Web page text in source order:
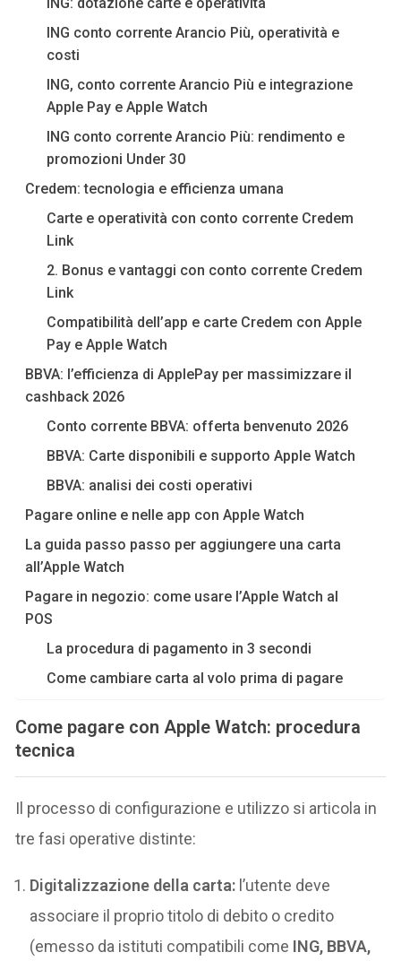
ING conto corrente Arancio Più, operatività e
costi
ING, conto corrente Arancio Più e integrazione
Apple Pay e Apple Watch
ING conto corrente Arancio Più: rendimento e
promozioni Under 30
Credem: tecnologia e efficienza umana
Carte e operatività con conto corrente Credem
Link
2. Bonus e vantaggi con conto corrente Credem
Link
Compatibilità dell’app e carte Credem con Apple
Pay e Apple Watch
BBVA: l’efficienza di ApplePay per massimizzare il
cashback 2026
Conto corrente BBVA: offerta benvenuto 2026
BBVA: Carte disponibili e supporto Apple Watch
BBVA: analisi dei costi operativi
Pagare online e nelle app con Apple Watch
La guida passo passo per aggiungere una carta
all’Apple Watch
Pagare in negozio: come usare l’Apple Watch al
POS
La procedura di pagamento in 3 secondi
Come cambiare carta al volo prima di pagare
Come pagare con Apple Watch: procedura
tecnica
Il processo di configurazione e utilizzo si articola in
tre fasi operative distinte:
Digitalizzazione della carta: l’utente deve
associare il proprio titolo di debito o credito
(emesso da istituti compatibili come ING, BBVA,